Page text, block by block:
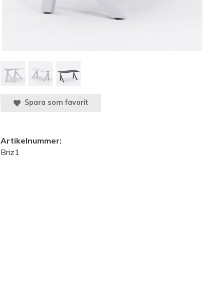
Spara som favorit
Artikelnummer:
Briz1